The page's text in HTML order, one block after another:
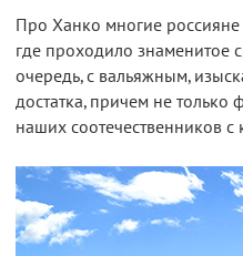
Про Ханко многие
где проходило знаменитое
очередь, с вальяжным,
достатка, причем не
наших соотечественников